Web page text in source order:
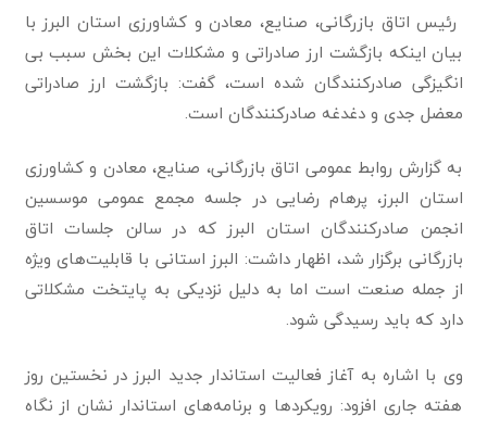
رئیس اتاق بازرگانی، صنایع، معادن و کشاورزی استان البرز با
بیان اینکه بازگشت ارز صادراتی و مشکلات این بخش سبب بی
انگیزگی صادرکنندگان شده است، گفت: بازگشت ارز صادراتی
معضل جدی و دغدغه صادرکنندگان است.
به گزارش روابط عمومی اتاق بازرگانی، صنایع، معادن و کشاورزی
استان البرز، پرهام رضایی در جلسه مجمع عمومی موسسین
انجمن صادرکنندگان استان البرز که در سالن جلسات اتاق
بازرگانی برگزار شد، اظهار داشت: البرز استانی با قابلیت‌های ویژه
از جمله صنعت است اما به دلیل نزدیکی به پایتخت مشکلاتی
دارد که باید رسیدگی شود‌.
وی با اشاره به آغاز فعالیت استاندار جدید البرز در نخستین روز
هفته جاری افزود: رویکردها و برنامه‌های استاندار نشان از نگاه